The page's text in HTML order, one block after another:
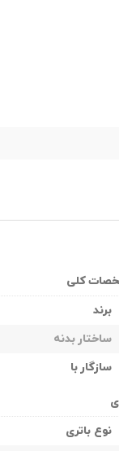
کلی
برند
ساختار بدنه
سازگار با
نوع باتری